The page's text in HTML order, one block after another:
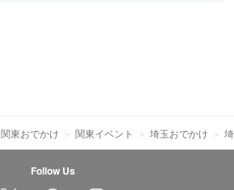
関東おでかけ 関東イベント 埼玉おでかけ
Follow Us